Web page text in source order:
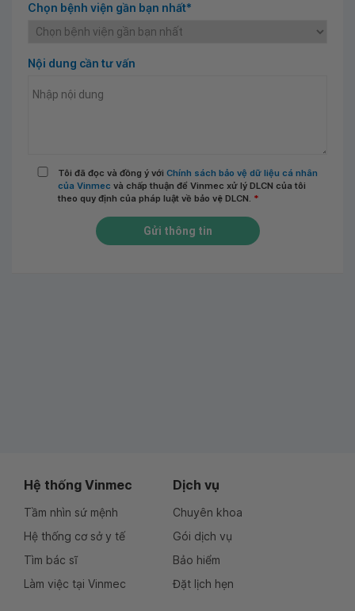
Chọn bệnh viện gần bạn nhất*
Nội dung cần tư vấn
Tôi đã đọc và đồng ý với Chính sách bảo vệ dữ liệu cá nhân
của Vinmec và chấp thuận để Vinmec xử lý DLCN của tôi
theo quy định của pháp luật về bảo vệ DLCN. *
Gửi thông tin
Hệ thống Vinmec
Tầm nhìn sứ mệnh
Hệ thống cơ sở y tế
Tìm bác sĩ
Làm việc tại Vinmec
Dịch vụ
Chuyên khoa
Gói dịch vụ
Bảo hiểm
Đặt lịch hẹn